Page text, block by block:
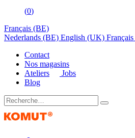
(0)
Français (BE)
Nederlands (BE) English (UK)
Contact
Nos magasins
Ateliers
Jobs
Blog